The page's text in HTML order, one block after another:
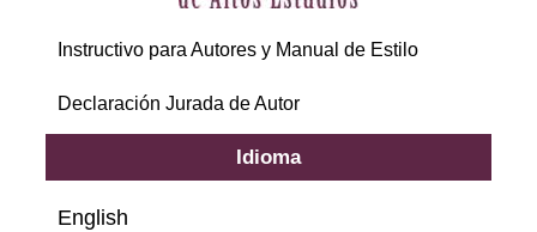
Instructivo para Autores y Manual de Estilo
Declaración Jurada de Autor
Idioma
English